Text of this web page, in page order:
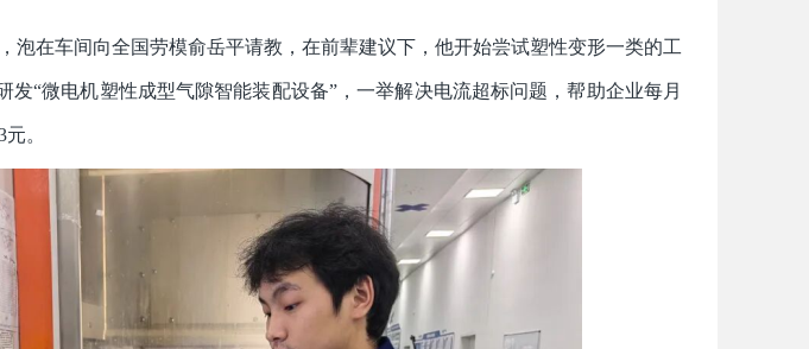
泡在车间向全国劳模俞岳平请教，在前辈建议下，他开始尝试塑性变形一类的工
“微电机塑性成型气隙智能装配设备”，一举解决电流超标问题，帮助企业每月
。